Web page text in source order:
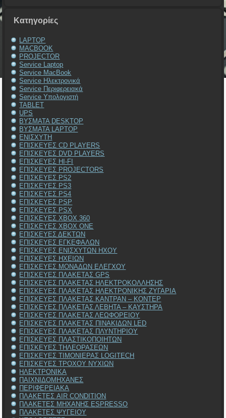
Kατηγορίες
LAPTOP
MACBOOK
PROJECTOR
Service Laptop
Service MacBook
Service Ηλεκτρονικά
Service Περιφερειακά
Service Υπολογιστή
TABLET
UPS
ΒΥΣΜΑΤΑ DESKTOP
ΒΥΣΜΑΤΑ LAPTOP
ΕΝΙΣΧΥΤΗ
ΕΠΙΣΚΕΥΕΣ CD PLAYERS
ΕΠΙΣΚΕΥΕΣ DVD PLAYERS
ΕΠΙΣΚΕΥΕΣ HI-FI
ΕΠΙΣΚΕΥΕΣ PROJECTORS
ΕΠΙΣΚΕΥΕΣ PS2
ΕΠΙΣΚΕΥΕΣ PS3
ΕΠΙΣΚΕΥΕΣ PS4
ΕΠΙΣΚΕΥΕΣ PSP
ΕΠΙΣΚΕΥΕΣ PSX
ΕΠΙΣΚΕΥΕΣ XBOX 360
ΕΠΙΣΚΕΥΕΣ XBOX ONE
ΕΠΙΣΚΕΥΕΣ ΔΕΚΤΩΝ
ΕΠΙΣΚΕΥΕΣ ΕΓΚΕΦΑΛΩΝ
ΕΠΙΣΚΕΥΕΣ ΕΝΙΣΧΥΤΩΝ ΗΧΟΥ
ΕΠΙΣΚΕΥΕΣ ΗΧΕΙΩΝ
ΕΠΙΣΚΕΥΕΣ ΜΟΝΑΔΩΝ ΕΛΕΓΧΟΥ
ΕΠΙΣΚΕΥΕΣ ΠΛΑΚΕΤΑΣ GPS
ΕΠΙΣΚΕΥΕΣ ΠΛΑΚΕΤΑΣ ΗΛΕΚΤΡΟΚΟΛΛΗΣΗΣ
ΕΠΙΣΚΕΥΕΣ ΠΛΑΚΕΤΑΣ ΗΛΕΚΤΡΟΝΙΚΗΣ ΖΥΓΑΡΙΑ
ΕΠΙΣΚΕΥΕΣ ΠΛΑΚΕΤΑΣ ΚΑΝΤΡΑΝ – ΚΟΝΤΕΡ
ΕΠΙΣΚΕΥΕΣ ΠΛΑΚΕΤΑΣ ΛΕΒΗΤΑ – ΚΑΥΣΤΗΡΑ
ΕΠΙΣΚΕΥΕΣ ΠΛΑΚΕΤΑΣ ΛΕΩΦΟΡΕΙΟΥ
ΕΠΙΣΚΕΥΕΣ ΠΛΑΚΕΤΑΣ ΠΙΝΑΚΙΔΩΝ LED
ΕΠΙΣΚΕΥΕΣ ΠΛΑΚΕΤΑΣ ΠΛΥΝΤΗΡΙΟΥ
ΕΠΙΣΚΕΥΕΣ ΠΛΑΣΤΙΚΟΠΟΙΗΤΩΝ
ΕΠΙΣΚΕΥΕΣ ΤΗΛΕΟΡΑΣΕΩΝ
ΕΠΙΣΚΕΥΕΣ ΤΙΜΟΝΙΕΡΑΣ LOGITECH
ΕΠΙΣΚΕΥΕΣ ΤΡΟΧΟΥ ΝΥΧΙΩΝ
ΗΛΕΚΤΡΟΝΙΚΑ
ΠΑΙΧΝΙΔΟΜΗΧΑΝΕΣ
ΠΕΡΙΦΕΡΕΙΑΚΑ
ΠΛΑΚΕΤΕΣ AIR CONDITION
ΠΛΑΚΕΤΕΣ ΜΗΧΑΝΗΣ ESPRESSO
ΠΛΑΚΕΤΕΣ ΨΥΓΕΙΟΥ